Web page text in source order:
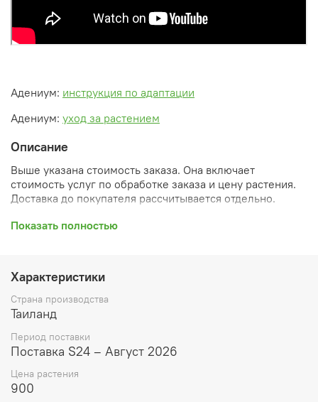
Адениум: инструкция по адаптации
Адениум: уход за растением
Описание
Выше указана стоимость заказа. Она включает
стоимость услуг по обработке заказа и цену растения.
Доставка до покупателя рассчитывается отдельно.
После оформления заказа вы получите его
скидки, уточнен способ доставки, сделано
бронирование и т.д.). Затем вам будут высланы
согласованные счета со ссылками на оплату услуг и
растений. При этом предварительный заказ теряет силу.
Внимание: фото в каталоге демонстрирует сорт, а не
растение, которое вы получите. Растения приезжают в
размере, указанном в карточке товара ниже.
Показать полностью
Характеристики
Страна производства
Таиланд
Период поставки
Поставка S24 – Август 2026
Цена растения
900